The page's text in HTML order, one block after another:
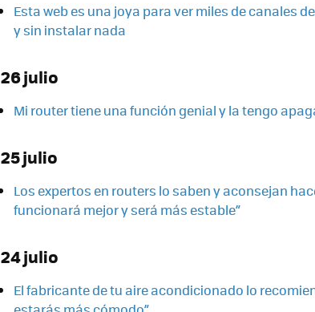
Esta web es una joya para ver miles de canales
y sin instalar nada
26 julio
Mi router tiene una función genial y la tengo
25 julio
Los expertos en routers lo saben y aconsejan
funcionará mejor y será más estable”
24 julio
El fabricante de tu aire acondicionado lo